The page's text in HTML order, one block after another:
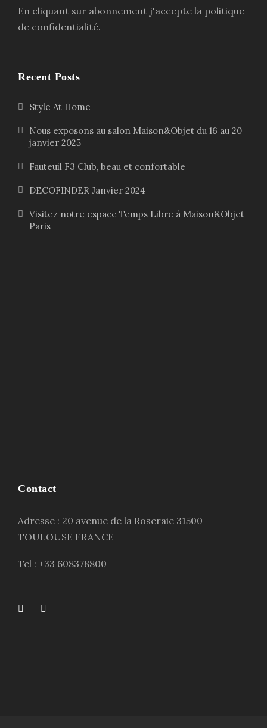
En cliquant sur abonnement j'accepte la politique
de confidentialité.
Recent Posts
Style At Home
Nous exposons au salon Maison&Objet du 16 au 20
janvier 2025
Fauteuil F3 Club, beau et confortable
DECOFINDER Janvier 2024
Visitez notre espace Temps Libre à Maison&Objet
Paris
Contact
Adresse : 20 avenue de la Roseraie 31500
TOULOUSE FRANCE
Tel : +33 608378800